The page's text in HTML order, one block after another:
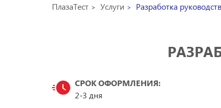
ПлазаТест Услуги Разработка
СРОК ОФОРМЛЕНИЯ:
2-3 дня